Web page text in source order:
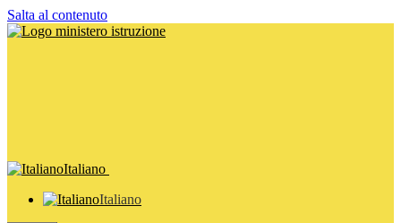
Salta al contenuto
Italiano
Italiano